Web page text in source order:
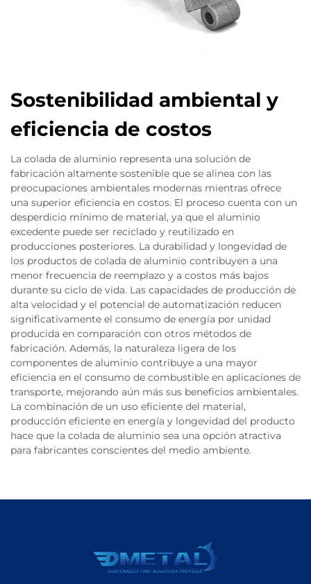
Sostenibilidad ambiental y
eficiencia de costos
La colada de aluminio representa una solución de
fabricación altamente sostenible que se alinea con las
preocupaciones ambientales modernas mientras ofrece
una superior eficiencia en costos. El proceso cuenta con un
desperdicio mínimo de material, ya que el aluminio
excedente puede ser reciclado y reutilizado en
producciones posteriores. La durabilidad y longevidad de
los productos de colada de aluminio contribuyen a una
menor frecuencia de reemplazo y a costos más bajos
durante su ciclo de vida. Las capacidades de producción de
alta velocidad y el potencial de automatización reducen
significativamente el consumo de energía por unidad
producida en comparación con otros métodos de
fabricación. Además, la naturaleza ligera de los
componentes de aluminio contribuye a una mayor
eficiencia en el consumo de combustible en aplicaciones de
transporte, mejorando aún más sus beneficios ambientales.
La combinación de un uso eficiente del material,
producción eficiente en energía y longevidad del producto
hace que la colada de aluminio sea una opción atractiva
para fabricantes conscientes del medio ambiente.